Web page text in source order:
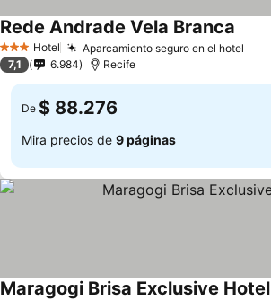
3 Estrellas
Hotel Aparcamiento seguro en el hotel
Rede Andrade Vela Branca
7,1 6.984 Recife
De $ 88.276
Mira precios de 9 páginas
Maragogi Brisa Exclusive Hotel